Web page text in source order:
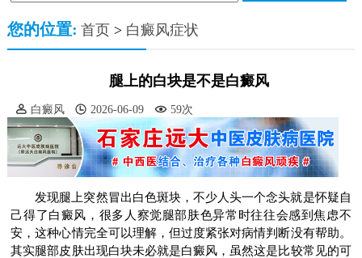
您的位置: 首页> 白癜风症状
腿上的白块是不是白癜风
白癜风 2026-06-09 59次
发现腿上突然冒出白色斑块，不少人头一个念头就是怀疑自
己得了白癜风，很多人察觉腿部肤色异常时往往会感到焦虑不
安，这种心情完全可以理解，但过度紧张对病情判断没有帮助。
其实腿部皮肤出现白块未必就是白癜风，虽然这是比较常见的可